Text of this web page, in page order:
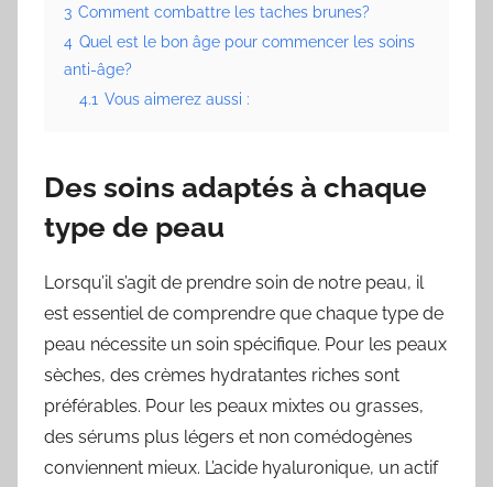
3 Comment combattre les taches brunes?
4 Quel est le bon âge pour commencer les soins
anti-âge?
4.1 Vous aimerez aussi :
Des soins adaptés à chaque
type de peau
Lorsqu’il s’agit de prendre soin de notre peau, il
est essentiel de comprendre que chaque type de
peau nécessite un soin spécifique. Pour les peaux
sèches, des crèmes hydratantes riches sont
préférables. Pour les peaux mixtes ou grasses,
des sérums plus légers et non comédogènes
conviennent mieux. L’acide hyaluronique, un actif